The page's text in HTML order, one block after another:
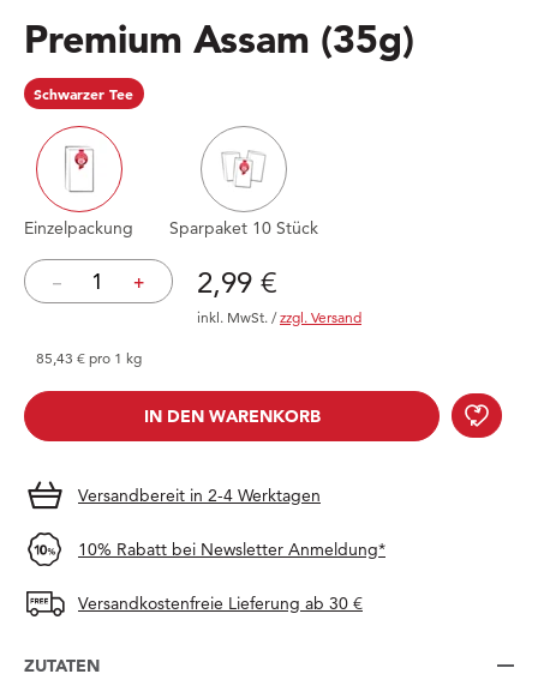
Premium Assam (35g)
Schwarzer Tee
Einzelpackung Sparpaket 10 Stück
– + Preis: 2,99 €
2,99 €
inkl. MwSt. /zzgl. Versand
85,43 € pro 1 kg
IN DEN WARENKORB
Versandbereit in 2-4 Werktagen
10% Rabatt bei Newsletter Anmeldung*
Versandkostenfreie Lieferung ab 30 €
ZUTATEN